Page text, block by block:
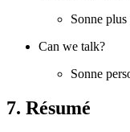
Sonne
Can we talk?
Sonne
7. Résumé